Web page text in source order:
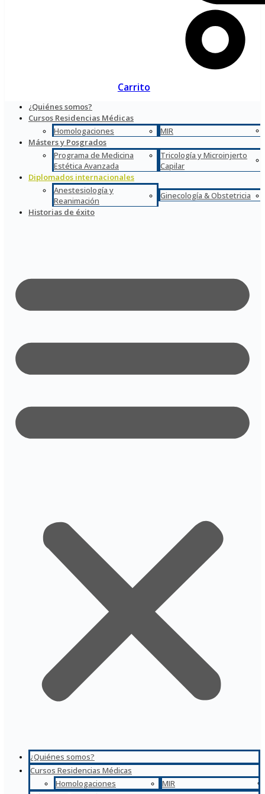
Carrito
¿Quiénes somos?
Cursos Residencias Médicas
Homologaciones
MIR
Másters y Posgrados
Programa de Medicina
Estética Avanzada
Tricología y Microinjerto
Capilar
Diplomados internacionales
Anestesiología y
Reanimación
Ginecología & Obstetricia
Historias de éxito
¿Quiénes somos?
Cursos Residencias Médicas
Homologaciones
MIR